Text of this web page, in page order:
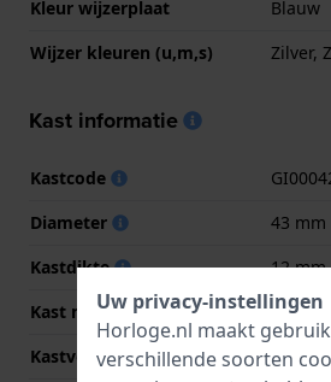
Kleur wijzerplaat
Blauw
Wijzer kleuren (u,m,s)
Zilver,
Kast informatie
Kastcode
Diameter
43 mm
Kastdikte
12 mm
Kast materiaal
Kastvorm
Rond
Uw privacy-instellingen
Horloge.nl maakt
verschillende soorten